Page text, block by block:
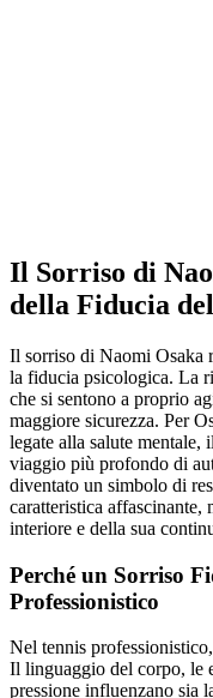
Il Sorriso di
della Fiducia
Il sorriso di Naomi Osaka
la fiducia psicologica. La
che si sentono a proprio
maggiore sicurezza. Per
legate alla salute mentale,
viaggio più profondo di
diventato un simbolo di
caratteristica affascinante,
interiore e della sua
Perché un Sorriso
Professionistico
Nel tennis
Il linguaggio del corpo, le
pressione influenzano sia